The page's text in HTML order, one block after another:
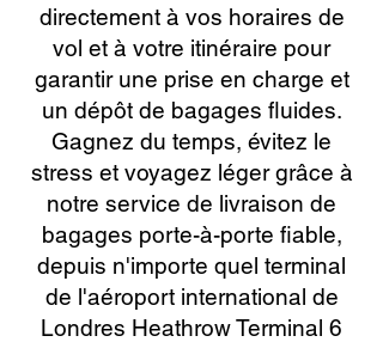
directement à vos horaires de
vol et à votre itinéraire pour
garantir une prise en charge et
un dépôt de bagages fluides.
Gagnez du temps, évitez le
stress et voyagez léger grâce à
notre service de livraison de
bagages porte-à-porte fiable,
depuis n'importe quel terminal
de l'aéroport international de
Londres Heathrow Terminal 6